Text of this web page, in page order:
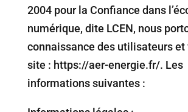
2004 pour la Confiance dans
numérique, dite LCEN, nous
connaissance des utilisateurs et
site : https://aer-energie.fr/. Les
informations suivantes :